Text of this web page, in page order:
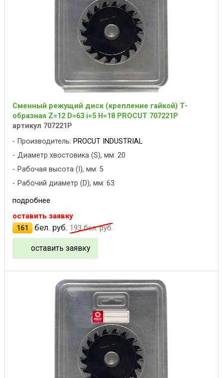
Сменный режущий диск (крепление гайкой) Т-
образная Z=12 D=63 i=5 H=18 PROCUT 707221P
артикул 707221P
Производитель: PROCUT INDUSTRIAL
Диаметр хвостовика (S), мм: 20
Рабочая высота (I), мм: 5
Рабочий диаметр (D), мм: 63
подробнее
оставить заявку
161
бел. руб. 193бел. руб.
оставить заявку